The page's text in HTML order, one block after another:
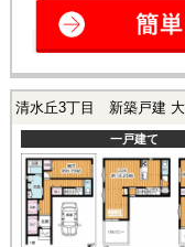
清水丘3丁目 新築戸建 大
一戸建て